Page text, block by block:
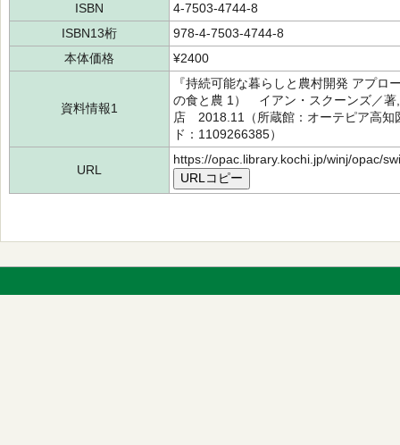
ISBN
4-7503-4744-8
ISBN13桁
978-4-7503-4744-8
本体価格
¥2400
資料情報1
『持続可能な暮らしと農村開発 アプ
の食と農 1） イアン・スクーンズ／
店 2018.11（所蔵館：オーテピア高
ド：1109266385）
URL
https://opac.library.kochi.jp/winj/opac/
URLコピー